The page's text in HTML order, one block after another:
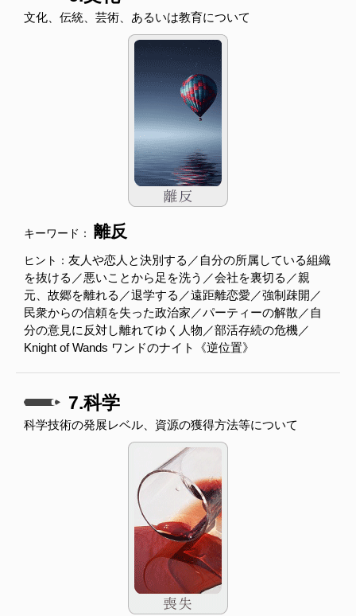
文化、伝統、芸術、あるいは教育について
キーワード： 離反
ヒント： 友人や恋人と決別する／自分の所属している組織
を抜ける／悪いことから足を洗う／会社を裏切る／親
元、故郷を離れる／退学する／遠距離恋愛／強制疎開／
民衆からの信頼を失った政治家／パーティーの解散／自
分の意見に反対し離れてゆく人物／部活存続の危機／
Knight of Wands ワンドのナイト《逆位置》
7.科学
科学技術の発展レベル、資源の獲得方法等について